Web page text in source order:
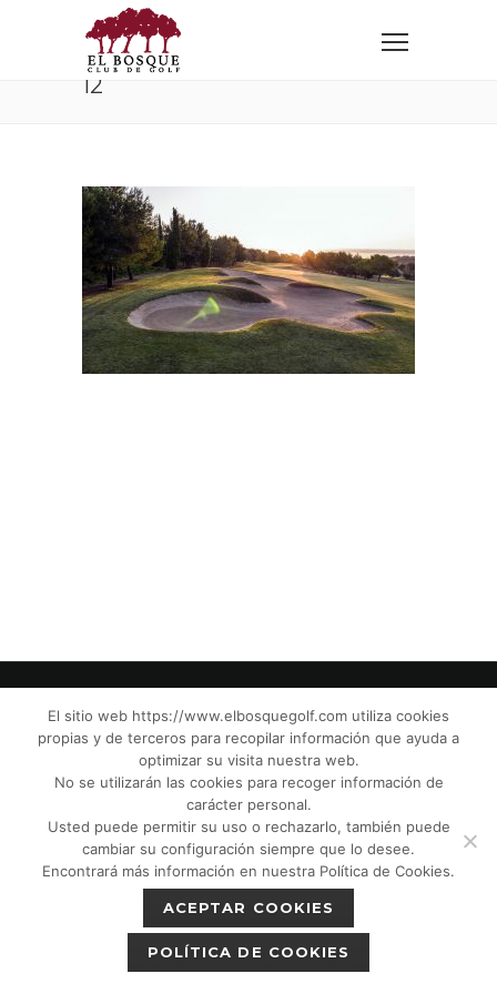
Home Galería de Imágenes
12
© El Bosque Club de Golf |Aviso Legal|
Política de Privacidad| Política de Cookies
Política de devoluciones|
Protección de Menores CPM”|
El sitio web https://www.elbosquegolf.com utiliza cookies
propias y de terceros para recopilar información que ayuda a
optimizar su visita nuestra web.
No se utilizarán las cookies para recoger información de
carácter personal.
Usted puede permitir su uso o rechazarlo, también puede
cambiar su configuración siempre que lo desee.
Encontrará más información en nuestra Política de Cookies.
ACEPTAR COOKIES
POLÍTICA DE COOKIES